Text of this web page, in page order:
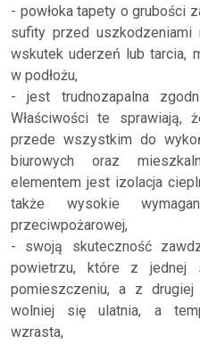
- powłoka tapety o grubości
sufity przed uszkodzeniami
wskutek uderzeń lub tarcia,
w podłożu,
- jest trudnozapalna
Właściwości te
przede wszystkim do
biurowych oraz
elementem jest izolacja
także wysokie
przeciwpożarowej,
- swoją skuteczność
powietrzu, które z jednej
pomieszczeniu, a z drugiej
wolniej się ulatnia, a
wzrasta,